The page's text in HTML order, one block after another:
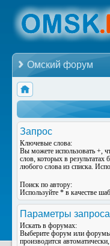
Омский форум
Запрос
Ключевые слова:
Вы можете использовать +,
слов, которых в
любого слова из списка.
Поиск по автору:
Используйте * в качестве
Параметры запроса
Искать в форумах:
Выберите форум или
производится